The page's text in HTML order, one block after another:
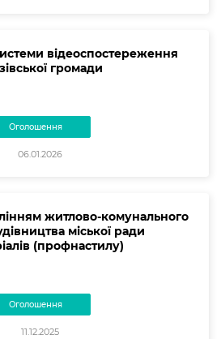
відеоспостереження
громади
Оголошення
06.01.2026
житлово-комунального
міської ради
(профнастилу)
Оголошення
11.12.2025